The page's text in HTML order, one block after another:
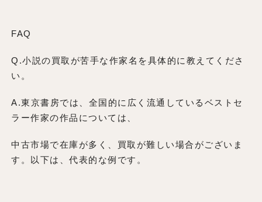
FAQ
Q.小説の買取が苦手な作家名を具体的に教えてくださ
い。
A.東京書房では、全国的に広く流通しているベストセ
ラー作家の作品については、
中古市場で在庫が多く、買取が難しい場合がございま
す。以下は、代表的な例です。